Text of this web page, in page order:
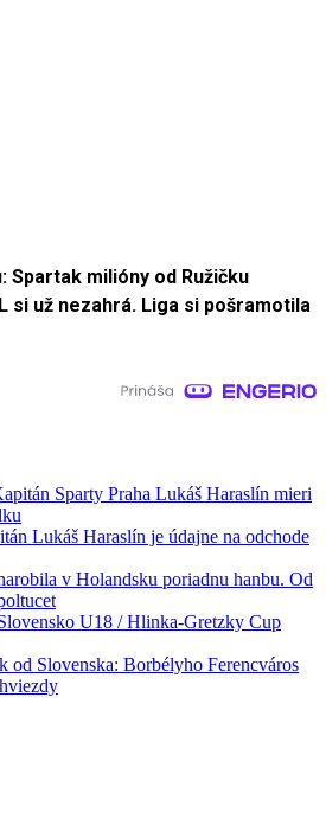
Spartak milióny od Ružičku
si už nezahrá. Liga si pošramotila
Sparty Praha Lukáš Haraslín mieri
Lukáš Haraslín je údajne na odchode
v Holandsku poriadnu hanbu. Od
U18 / Hlinka-Gretzky Cup
od Slovenska: Borbélyho Ferencváros